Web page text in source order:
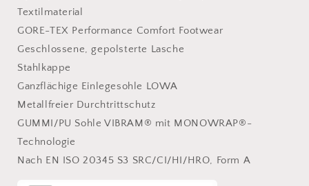
Textilmaterial
GORE-TEX Performance Comfort Footwear
Geschlossene, gepolsterte Lasche
Stahlkappe
Ganzflächige Einlegesohle LOWA
Metallfreier Durchtrittschutz
GUMMI/PU Sohle VIBRAM® mit MONOWRAP®-
Technologie
Nach EN ISO 20345 S3 SRC/CI/HI/HRO, Form A